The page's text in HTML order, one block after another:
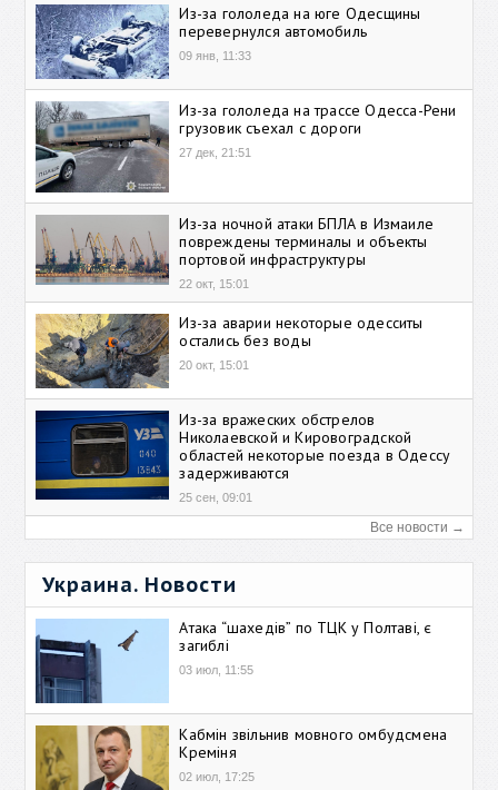
Из-за гололеда на юге Одесщины
перевернулся автомобиль
09 янв, 11:33
Из-за гололеда на трассе Одесса-Рени
грузовик съехал с дороги
27 дек, 21:51
Из-за ночной атаки БПЛА в Измаиле
повреждены терминалы и объекты
портовой инфраструктуры
22 окт, 15:01
Из-за аварии некоторые одесситы
остались без воды
20 окт, 15:01
Из-за вражеских обстрелов
Николаевской и Кировоградской
областей некоторые поезда в Одессу
задерживаются
25 сен, 09:01
Все новости →
Украина. Новости
Атака “шахедів” по ТЦК у Полтаві, є
загиблі
03 июл, 11:55
Кабмін звільнив мовного омбудсмена
Креміня
02 июл, 17:25